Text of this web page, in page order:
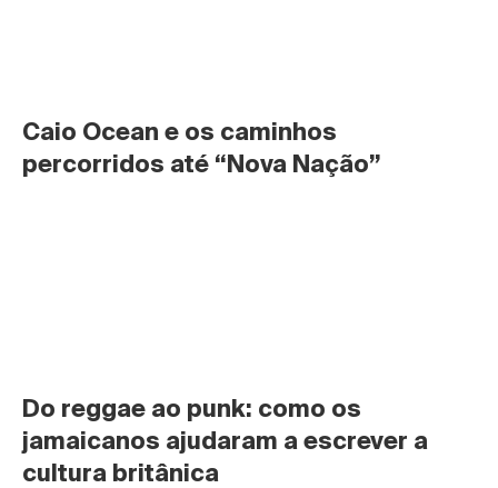
Caio Ocean e os caminhos
percorridos até “Nova Nação”
Do reggae ao punk: como os
jamaicanos ajudaram a escrever a
cultura britânica